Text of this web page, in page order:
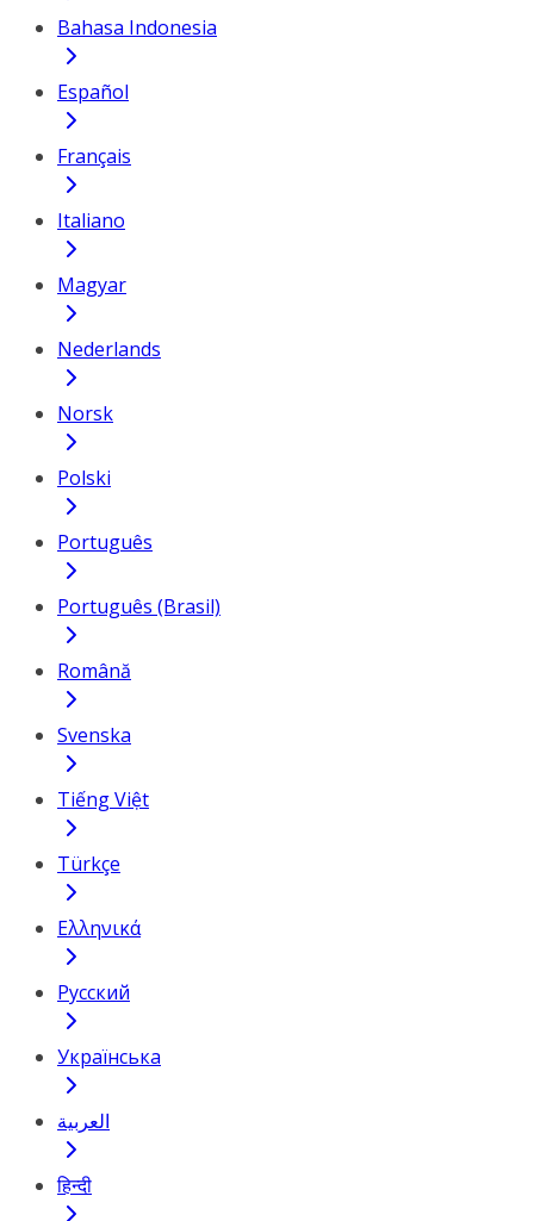
Bahasa Indonesia
Español
Français
Italiano
Magyar
Nederlands
Norsk
Polski
Português
Português (Brasil)
Română
Svenska
Tiếng Việt
Türkçe
Ελληνικά
Русский
Українська
العربية
हिन्दी